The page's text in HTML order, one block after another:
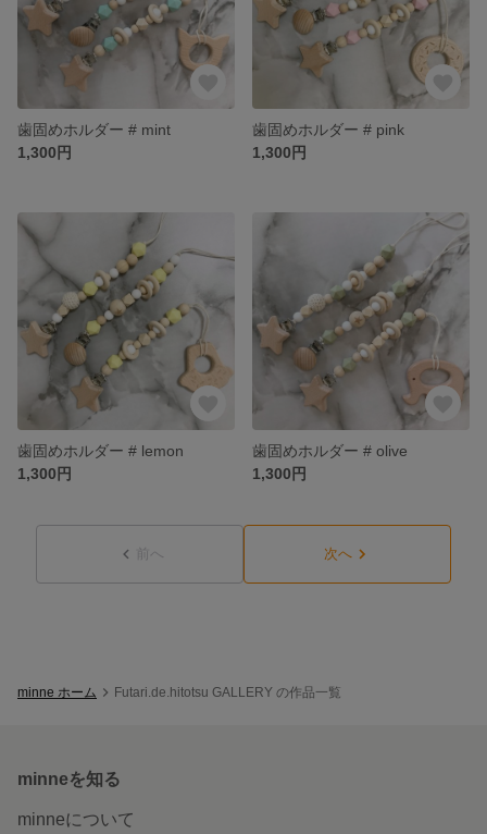
歯固めホルダー # mint
1,300円
歯固めホルダー # pink
1,300円
歯固めホルダー # lemon
1,300円
歯固めホルダー # olive
1,300円
前へ 次へ
minne ホーム Futari.de.hitotsu GALLERY の作品一覧
minneを知る
minneについて